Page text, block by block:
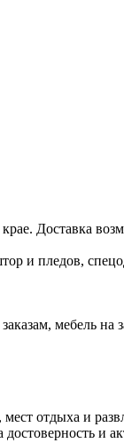
Доставка
и пледов,
мебель на
отдыха и
и